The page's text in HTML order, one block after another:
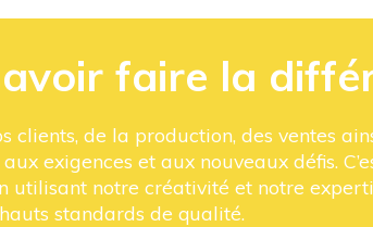
faire la
clients, de la production, des ventes
exigences et aux nouveaux défis.
utilisant notre créativité et notre
standards de qualité.